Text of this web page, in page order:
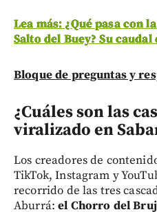
Lea más: ¿Qué pasa con
Salto del Buey? Su
Bloque de preguntas y
¿Cuáles son las
viralizado en
Los creadores de
TikTok, Instagram y
recorrido de las tres
Aburrá:el Chorro del